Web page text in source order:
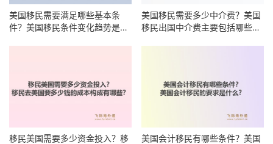
美国移民需要满足哪些基本条
件？美国移民条件变化趋势是什
美国移民需要多少中介费？美国
移民出国中介费主要包括哪些项
移民美国需要多少资金投入？移
美国会计移民有哪些条件？美国